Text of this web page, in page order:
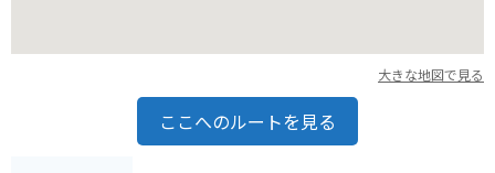
大きな地図で見る
ここへのルートを見る